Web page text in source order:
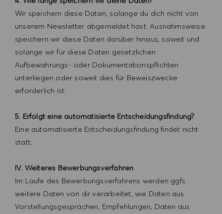
Wir speichern diese Daten, solange du dich nicht von
unserem Newsletter abgemeldet hast. Ausnahmsweise
speichern wir diese Daten darüber hinaus, soweit und
solange wir für diese Daten gesetzlichen
Aufbewahrungs- oder Dokumentationspflichten
unterliegen oder soweit dies für Beweiszwecke
erforderlich ist.
5. Erfolgt eine automatisierte Entscheidungsfindung?
Eine automatisierte Entscheidungsfindung findet nicht
statt.
IV. Weiteres Bewerbungsverfahren
Im Laufe des Bewerbungsverfahrens werden ggfs.
weitere Daten von dir verarbeitet, wie Daten aus
Vorstellungsgesprächen, Empfehlungen, Daten aus